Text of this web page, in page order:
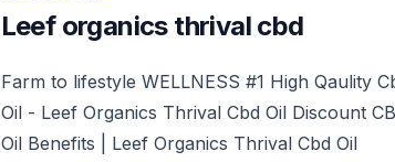
Leef organics thrival cbd
Farm to lifestyle WELLNESS #1 High Qaulity
Oil - Leef Organics Thrival Cbd Oil Discount
Oil Benefits | Leef Organics Thrival Cbd Oil